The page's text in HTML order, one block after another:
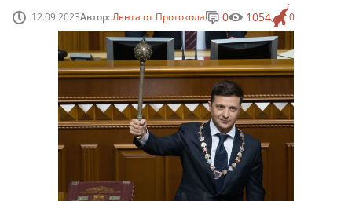
12.09.2023Автор:Лента от Протокола 0
0 1054